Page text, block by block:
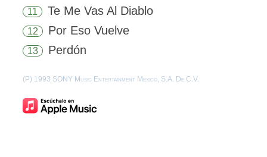
11 Te Me Vas Al Diablo
12 Por Eso Vuelve
13 Perdón
(P) 1993 SONY Music Entertainment Mexico, S.A. De C.V.